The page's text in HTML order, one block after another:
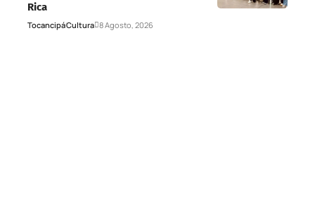
Rica
TocancipáCultura 8 Agosto, 2026